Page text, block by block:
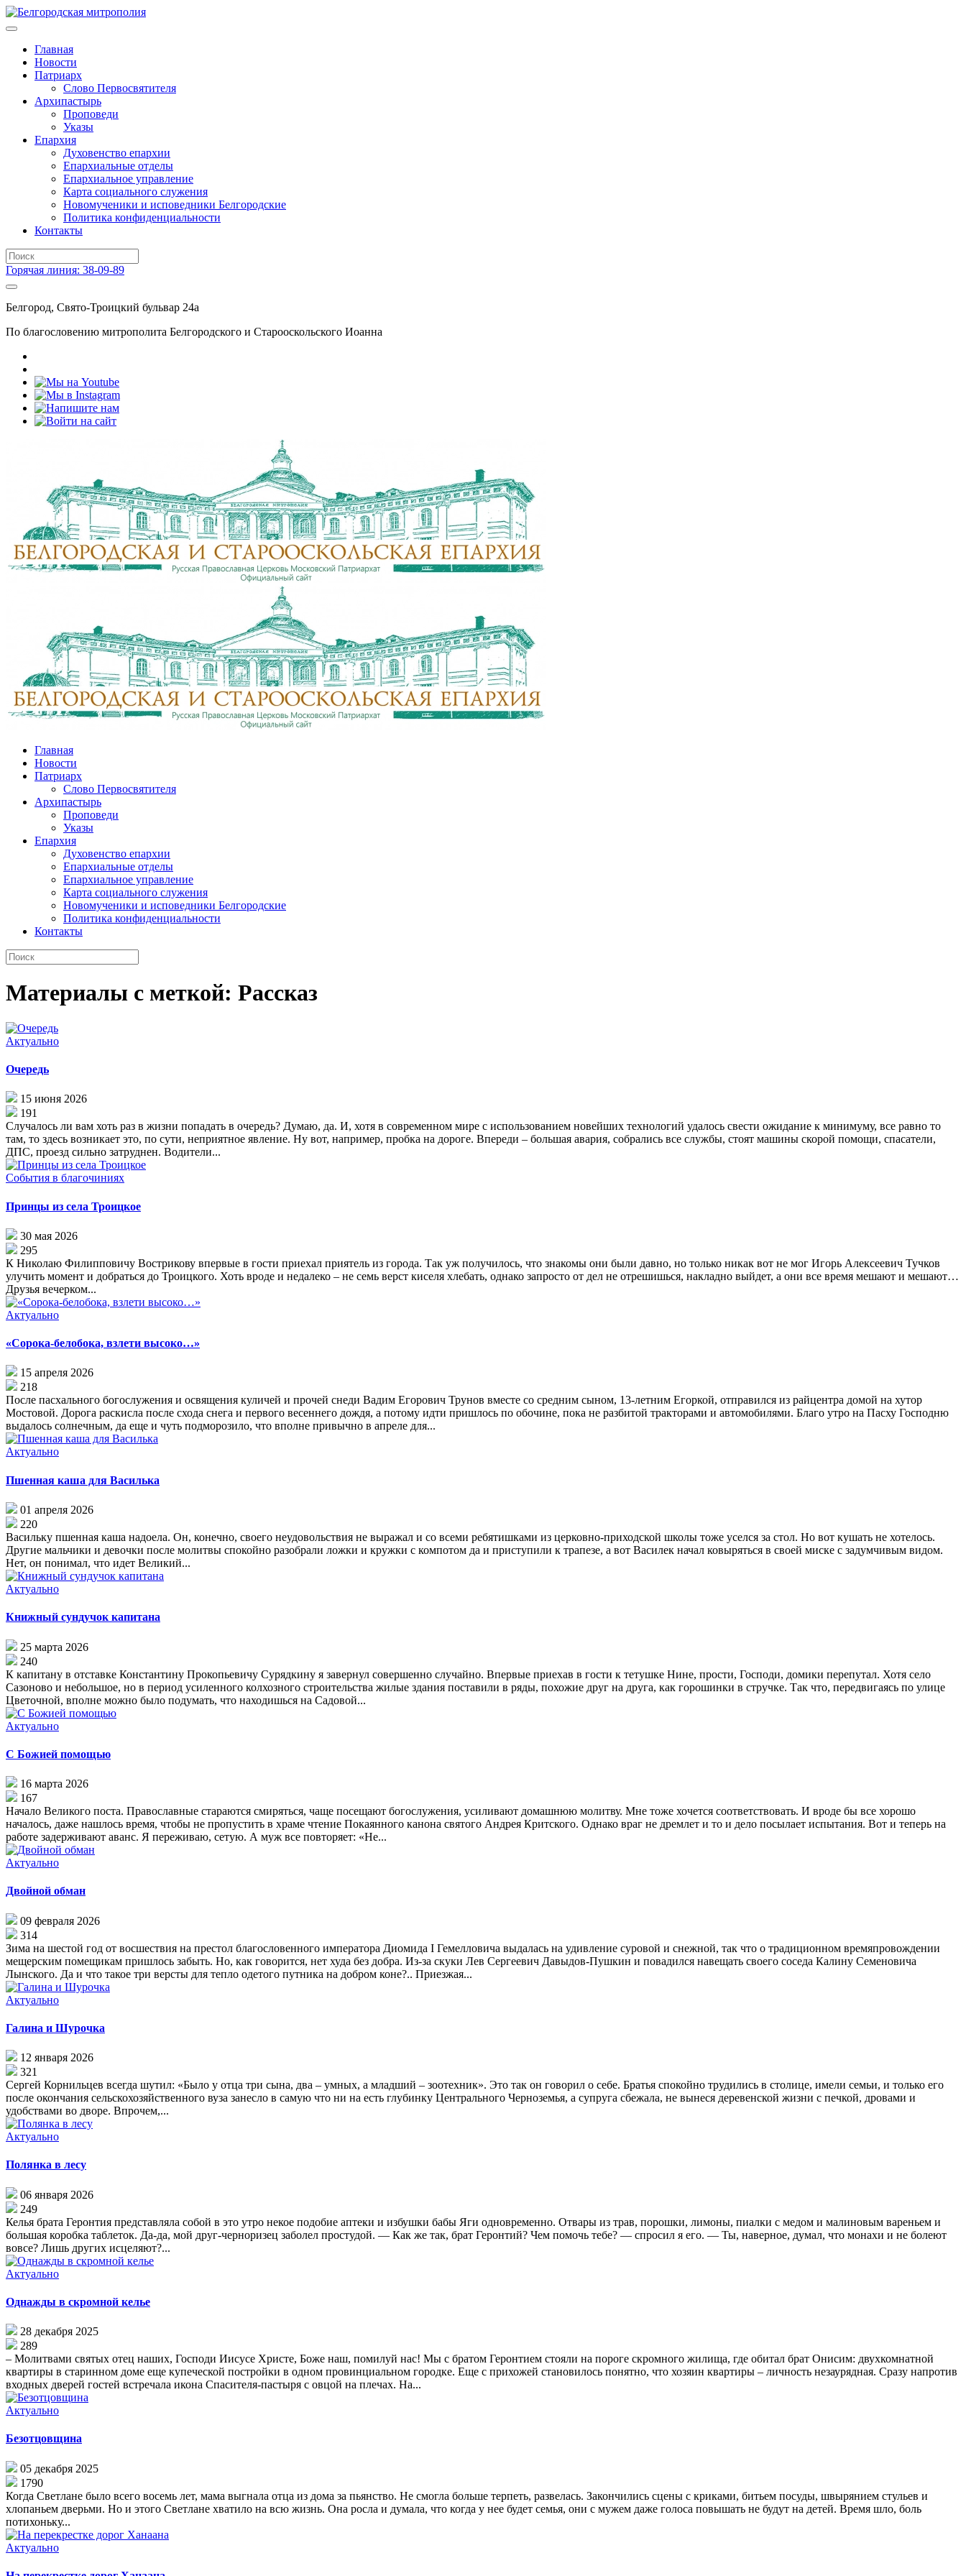
Главная
Новости
Патриарх
Слово Первосвятителя
Архипастырь
Проповеди
Указы
Епархия
Духовенство епархии
Епархиальные отделы
Епархиальное управление
Карта социального служения
Новомученики и исповедники Белгородские
Политика конфиденциальности
Контакты
Горячая линия: 38-09-89
Белгород, Свято-Троицкий бульвар 24а
По благословению митрополита Белгородского и Старооскольского Иоанна
Главная
Новости
Патриарх
Слово Первосвятителя
Архипастырь
Проповеди
Указы
Епархия
Духовенство епархии
Епархиальные отделы
Епархиальное управление
Карта социального служения
Новомученики и исповедники Белгородские
Политика конфиденциальности
Контакты
Материалы с меткой: Рассказ
Актуально
Очередь
15 июня 2026
191
Случалось ли вам хоть раз в жизни попадать в очередь? Думаю, да. И, хотя в современном мире с использованием новейших технологий удалось свести ожидание к минимуму, все равно то
там, то здесь возникает это, по сути, неприятное явление. Ну вот, например, пробка на дороге. Впереди – большая авария, собрались все службы, стоят машины скорой помощи, спасатели,
ДПС, проезд сильно затруднен. Водители...
События в благочиниях
Принцы из села Троицкое
30 мая 2026
295
К Николаю Филипповичу Вострикову впервые в гости приехал приятель из города. Так уж получилось, что знакомы они были давно, но только никак вот не мог Игорь Алексеевич Тучков
улучить момент и добраться до Троицкого. Хоть вроде и недалеко – не семь верст киселя хлебать, однако запросто от дел не отрешишься, накладно выйдет, а они все время мешают и мешают…
Друзья вечерком...
Актуально
«Сорока-белобока, взлети высоко…»
15 апреля 2026
218
После пасхального богослужения и освящения куличей и прочей снеди Вадим Егорович Трунов вместе со средним сыном, 13-летним Егоркой, отправился из райцентра домой на хутор
Мостовой. Дорога раскисла после схода снега и первого весеннего дождя, а потому идти пришлось по обочине, пока не разбитой тракторами и автомобилями. Благо утро на Пасху Господню
выдалось солнечным, да еще и чуть подморозило, что вполне привычно в апреле для...
Актуально
Пшенная каша для Василька
01 апреля 2026
220
Васильку пшенная каша надоела. Он, конечно, своего неудовольствия не выражал и со всеми ребятишками из церковно-приходской школы тоже уселся за стол. Но вот кушать не хотелось.
Другие мальчики и девочки после молитвы спокойно разобрали ложки и кружки с компотом да и приступили к трапезе, а вот Василек начал ковыряться в своей миске с задумчивым видом.
Нет, он понимал, что идет Великий...
Актуально
Книжный сундучок капитана
25 марта 2026
240
К капитану в отставке Константину Прокопьевичу Сурядкину я завернул совершенно случайно. Впервые приехав в гости к тетушке Нине, прости, Господи, домики перепутал. Хотя село
Сазоново и небольшое, но в период усиленного колхозного строительства жилые здания поставили в ряды, похожие друг на друга, как горошинки в стручке. Так что, передвигаясь по улице
Цветочной, вполне можно было подумать, что находишься на Садовой...
Актуально
С Божией помощью
16 марта 2026
167
Начало Великого поста. Православные стараются смиряться, чаще посещают богослужения, усиливают домашнюю молитву. Мне тоже хочется соответствовать. И вроде бы все хорошо
началось, даже нашлось время, чтобы не пропустить в храме чтение Покаянного канона святого Андрея Критского. Однако враг не дремлет и то и дело посылает испытания. Вот и теперь на
работе задерживают аванс. Я переживаю, сетую. А муж все повторяет: «Не...
Актуально
Двойной обман
09 февраля 2026
314
Зима на шестой год от восшествия на престол благословенного императора Диомида I Гемелловича выдалась на удивление суровой и снежной, так что о традиционном времяпровождении
мещерским помещикам пришлось забыть. Но, как говорится, нет худа без добра. Из-за скуки Лев Сергеевич Давыдов-Пушкин и повадился навещать своего соседа Калину Семеновича
Лынского. Да и что такое три версты для тепло одетого путника на добром коне?.. Приезжая...
Актуально
Галина и Шурочка
12 января 2026
321
Сергей Корнильцев всегда шутил: «Было у отца три сына, два – умных, а младший – зоотехник». Это так он говорил о себе. Братья спокойно трудились в столице, имели семьи, и только его
после окончания сельскохозяйственного вуза занесло в самую что ни на есть глубинку Центрального Черноземья, а супруга сбежала, не вынеся деревенской жизни с печкой, дровами и
удобствами во дворе. Впрочем,...
Актуально
Полянка в лесу
06 января 2026
249
Келья брата Геронтия представляла собой в это утро некое подобие аптеки и избушки бабы Яги одновременно. Отвары из трав, порошки, лимоны, пиалки с медом и малиновым вареньем и
большая коробка таблеток. Да-да, мой друг-черноризец заболел простудой. — Как же так, брат Геронтий? Чем помочь тебе? — спросил я его. — Ты, наверное, думал, что монахи и не болеют
вовсе? Лишь других исцеляют?...
Актуально
Однажды в скромной келье
28 декабря 2025
289
– Молитвами святых отец наших, Господи Иисусе Христе, Боже наш, помилуй нас! Мы с братом Геронтием стояли на пороге скромного жилища, где обитал брат Онисим: двухкомнатной
квартиры в старинном доме еще купеческой постройки в одном провинциальном городке. Еще с прихожей становилось понятно, что хозяин квартиры – личность незаурядная. Сразу напротив
входных дверей гостей встречала икона Спасителя-пастыря с овцой на плечах. На...
Актуально
Безотцовщина
05 декабря 2025
1790
Когда Светлане было всего восемь лет, мама выгнала отца из дома за пьянство. Не смогла больше терпеть, развелась. Закончились сцены с криками, битьем посуды, швырянием стульев и
хлопаньем дверьми. Но и этого Светлане хватило на всю жизнь. Она росла и думала, что когда у нее будет семья, они с мужем даже голоса повышать не будут на детей. Время шло, боль
потихоньку...
Актуально